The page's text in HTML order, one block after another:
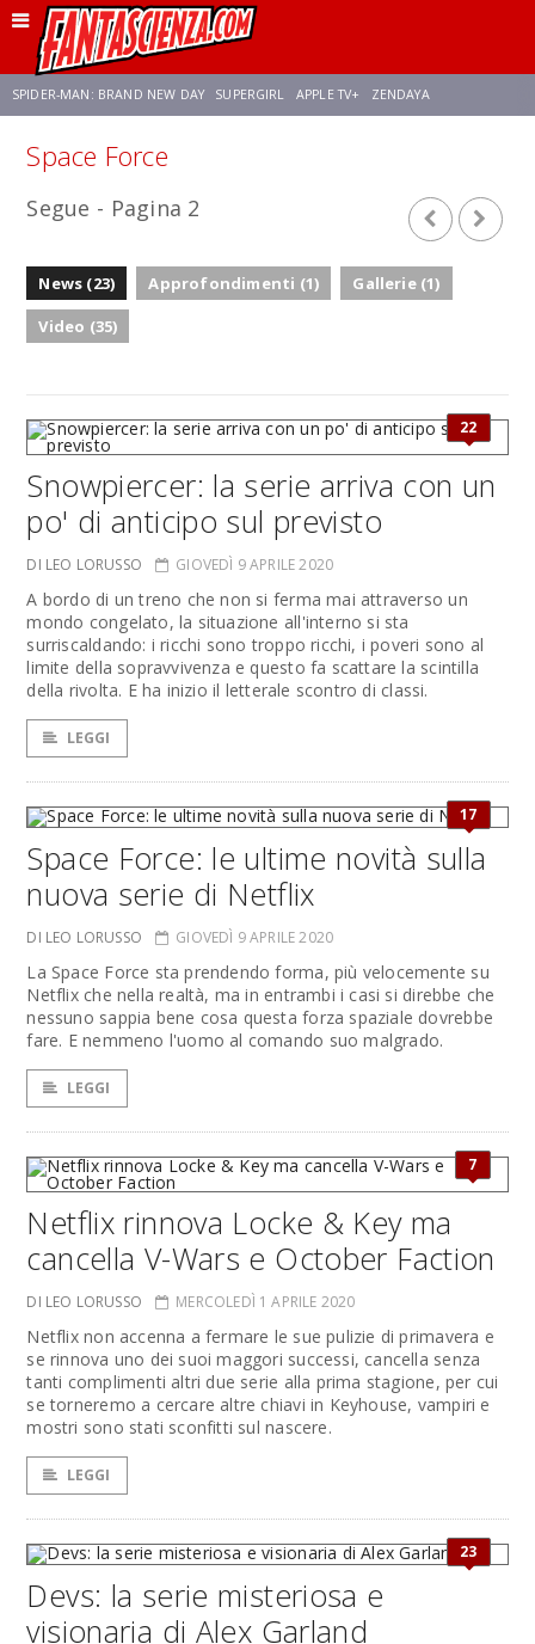
SPIDER-MAN: BRAND NEW DAY SUPERGIRL APPLE TV+ ZENDAYA
FRANCO RICCIARDIELLO
Space Force
Segue - Pagina 2
News (23) Approfondimenti (1)
Gallerie (1)
Video (35)
22
Snowpiercer: la serie arriva con un
po' di anticipo sul previsto
DI LEO LORUSSO GIOVEDÌ 9 APRILE 2020
A bordo di un treno che non si ferma mai attraverso un
mondo congelato, la situazione all'interno si sta
surriscaldando: i ricchi sono troppo ricchi, i poveri sono al
limite della sopravvivenza e questo fa scattare la scintilla
della rivolta. E ha inizio il letterale scontro di classi.
LEGGI
17
Space Force: le ultime novità sulla
nuova serie di Netflix
DI LEO LORUSSO GIOVEDÌ 9 APRILE 2020
La Space Force sta prendendo forma, più velocemente su
Netflix che nella realtà, ma in entrambi i casi si direbbe che
nessuno sappia bene cosa questa forza spaziale dovrebbe
fare. E nemmeno l'uomo al comando suo malgrado.
LEGGI
7
Netflix rinnova Locke & Key ma
cancella V-Wars e October Faction
DI LEO LORUSSO MERCOLEDÌ 1 APRILE 2020
Netflix non accenna a fermare le sue pulizie di primavera e
se rinnova uno dei suoi maggori successi, cancella senza
tanti complimenti altri due serie alla prima stagione, per cui
se torneremo a cercare altre chiavi in Keyhouse, vampiri e
mostri sono stati sconfitti sul nascere.
LEGGI
23
Devs: la serie misteriosa e
visionaria di Alex Garland